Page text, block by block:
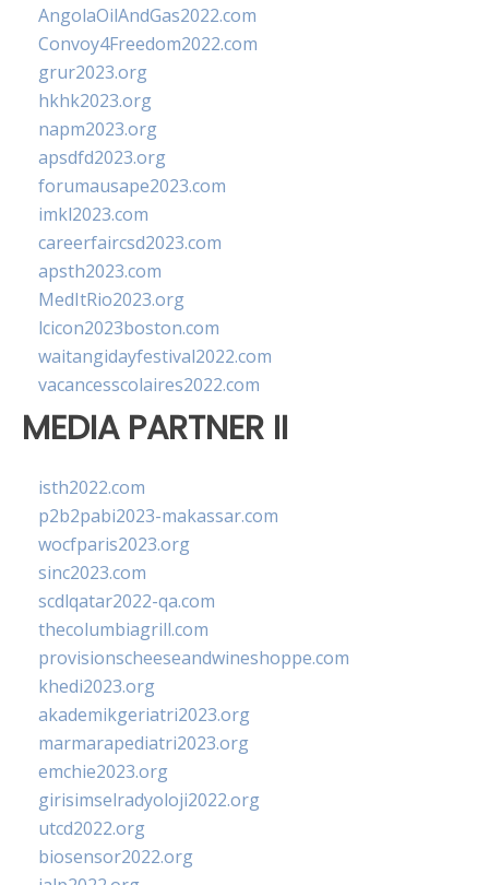
AngolaOilAndGas2022.com
Convoy4Freedom2022.com
grur2023.org
hkhk2023.org
napm2023.org
apsdfd2023.org
forumausape2023.com
imkl2023.com
careerfaircsd2023.com
apsth2023.com
MedItRio2023.org
lcicon2023boston.com
waitangidayfestival2022.com
vacancesscolaires2022.com
MEDIA PARTNER II
isth2022.com
p2b2pabi2023-makassar.com
wocfparis2023.org
sinc2023.com
scdlqatar2022-qa.com
thecolumbiagrill.com
provisionscheeseandwineshoppe.com
khedi2023.org
akademikgeriatri2023.org
marmarapediatri2023.org
emchie2023.org
girisimselradyoloji2022.org
utcd2022.org
biosensor2022.org